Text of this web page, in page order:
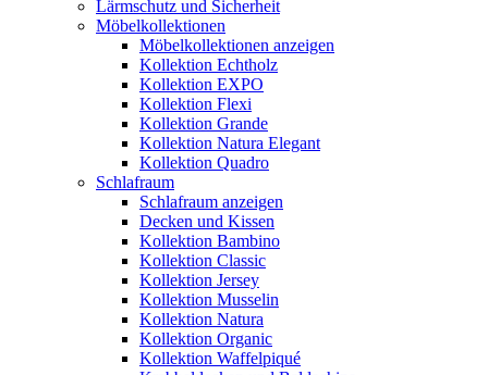
Lärmschutz und Sicherheit
Möbelkollektionen
Möbelkollektionen anzeigen
Kollektion Echtholz
Kollektion EXPO
Kollektion Flexi
Kollektion Grande
Kollektion Natura Elegant
Kollektion Quadro
Schlafraum
Schlafraum anzeigen
Decken und Kissen
Kollektion Bambino
Kollektion Classic
Kollektion Jersey
Kollektion Musselin
Kollektion Natura
Kollektion Organic
Kollektion Waffelpiqué